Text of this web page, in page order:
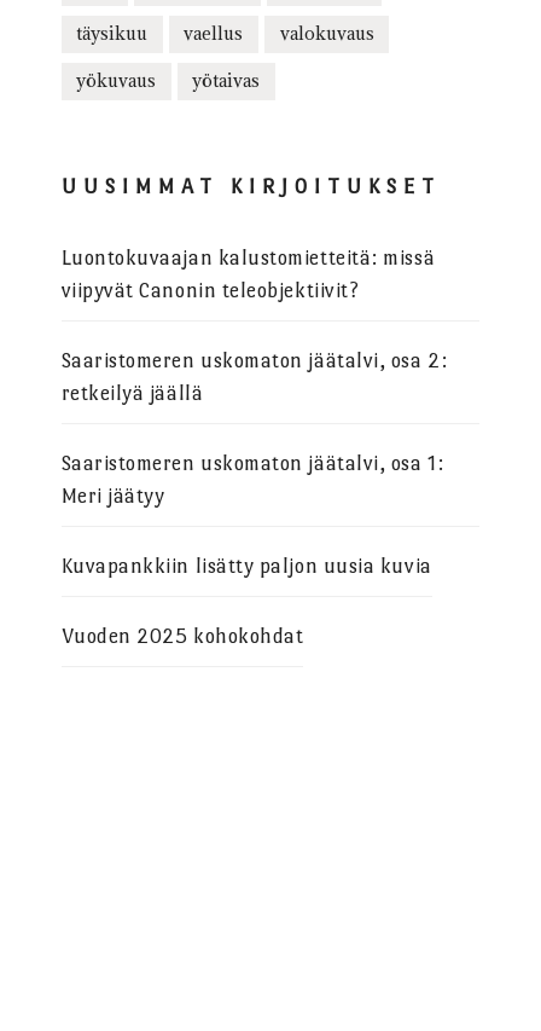
täysikuu vaellus valokuvaus
yökuvaus yötaivas
UUSIMMAT KIRJOITUKSET
Luontokuvaajan kalustomietteitä: missä
viipyvät Canonin teleobjektiivit?
Saaristomeren uskomaton jäätalvi, osa 2:
retkeilyä jäällä
Saaristomeren uskomaton jäätalvi, osa 1:
Meri jäätyy
Kuvapankkiin lisätty paljon uusia kuvia
Vuoden 2025 kohokohdat